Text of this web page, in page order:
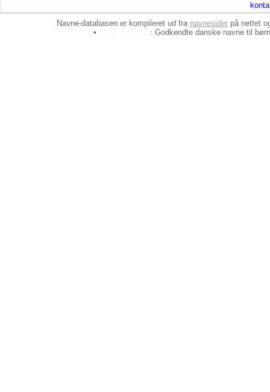
Navne-databasen er kompileret ud fra navnesider på nettet
•
: Godkendte danske navne til børn